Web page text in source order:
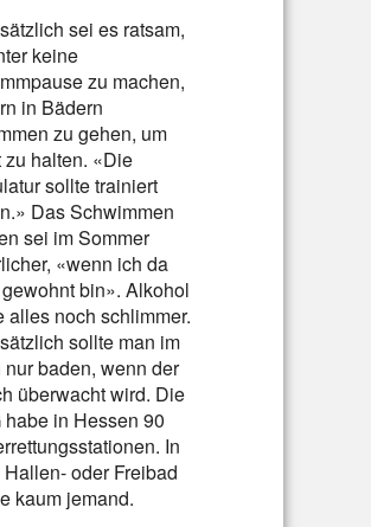
sei es ratsam,
keine
zu machen,
in Bädern
zu gehen, um
zu halten. «Die
sollte trainiert
Das Schwimmen
sei im Sommer
«wenn ich da
bin». Alkohol
alles noch schlimmer.
sollte man im
nur baden, wenn der
überwacht wird. Die
habe in Hessen 90
In
oder Freibad
kaum jemand.